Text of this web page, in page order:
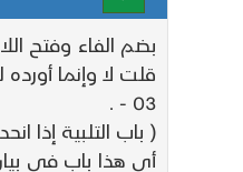
بضم الفاء وفتح
قلت لا وإنما
03 - .
( باب التلبية إذا
أي هذا باب في